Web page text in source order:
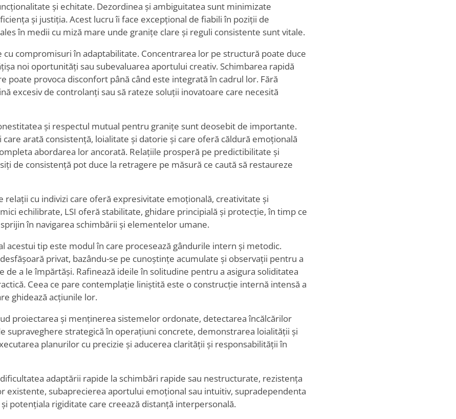
și echitate. Dezordinea și ambiguitatea sunt minimizate
și justiția. Acest lucru îi face excepțional de fiabili în poziții de
în medii cu miză mare unde granițe clare și reguli consistente sunt vitale.
cu compromisuri în adaptabilitate. Concentrarea lor pe structură poate duce
noi oportunități sau subevaluarea aportului creativ. Schimbarea rapidă
poate provoca disconfort până când este integrată în cadrul lor. Fără
excesiv de controlanți sau să rateze soluții inovatoare care necesită
și respectul mutual pentru granițe sunt deosebit de importante.
care arată consistență, loialitate și datorie și care oferă căldură emoțională
abordarea lor ancorată. Relațiile prosperă pe predictibilitate și
de consistență pot duce la retragere pe măsură ce caută să restaureze
relații cu indivizi care oferă expresivitate emoțională, creativitate și
echilibrate, LSI oferă stabilitate, ghidare principială și protecție, în timp ce
în navigarea schimbării și elementelor umane.
acestui tip este modul în care procesează gândurile intern și metodic.
privat, bazându-se pe cunoștințe acumulate și observații pentru a
de a le împărtăși. Rafinează ideile în solitudine pentru a asigura soliditatea
Ceea ce pare contemplație liniștită este o construcție internă intensă a
ghidează acțiunile lor.
proiectarea și menținerea sistemelor ordonate, detectarea încălcărilor
supraveghere strategică în operațiuni concrete, demonstrarea loialității și
planurilor cu precizie și aducerea clarității și responsabilității în
adaptării rapide la schimbări rapide sau nestructurate, rezistența
existente, subaprecierea aportului emoțional sau intuitiv, supradependenta
potențiala rigiditate care creează distanță interpersonală.